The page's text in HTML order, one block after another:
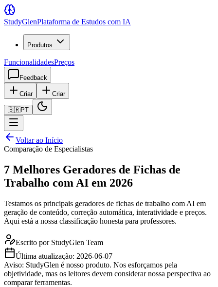
StudyGlenPlataforma de Estudos com IA
Produtos
FuncionalidadesPreços
Feedback
Criar Criar
🇧🇷PT
Voltar ao Início
Comparação de Especialistas
7 Melhores Geradores de Fichas de
Trabalho com AI em 2026
Testamos os principais geradores de fichas de trabalho com AI em
geração de conteúdo, correção automática, interatividade e preços.
Aqui está a nossa classificação honesta para professores.
Escrito por StudyGlen Team
Última atualização: 2026-06-07
Aviso: StudyGlen é nosso produto. Nos esforçamos pela
objetividade, mas os leitores devem considerar nossa perspectiva ao
comparar ferramentas.